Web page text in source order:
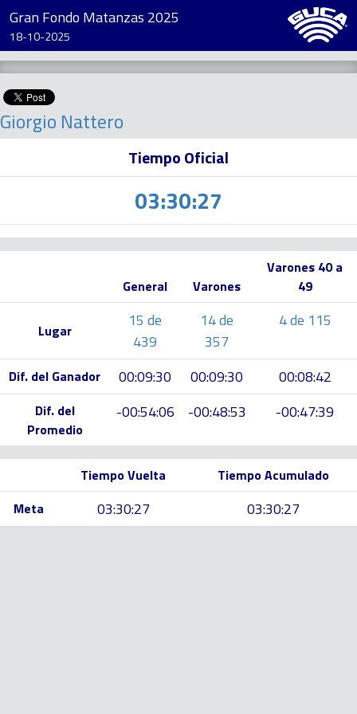
Gran Fondo Matanzas 2025
18-10-2025
Giorgio Nattero
Tiempo Oficial
03:30:27
General Varones
Varones 40 a
49
Lugar
15 de
439
14 de
357
4 de 115
Dif. del Ganador 00:09:30 00:09:30 00:08:42
Dif. del
Promedio
-00:54:06 -00:48:53 -00:47:39
Tiempo Vuelta
Tiempo Acumulado
Meta
03:30:27 03:30:27